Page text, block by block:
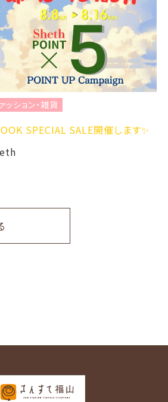
ッション・雑貨
SPECIAL SALE開催します✨